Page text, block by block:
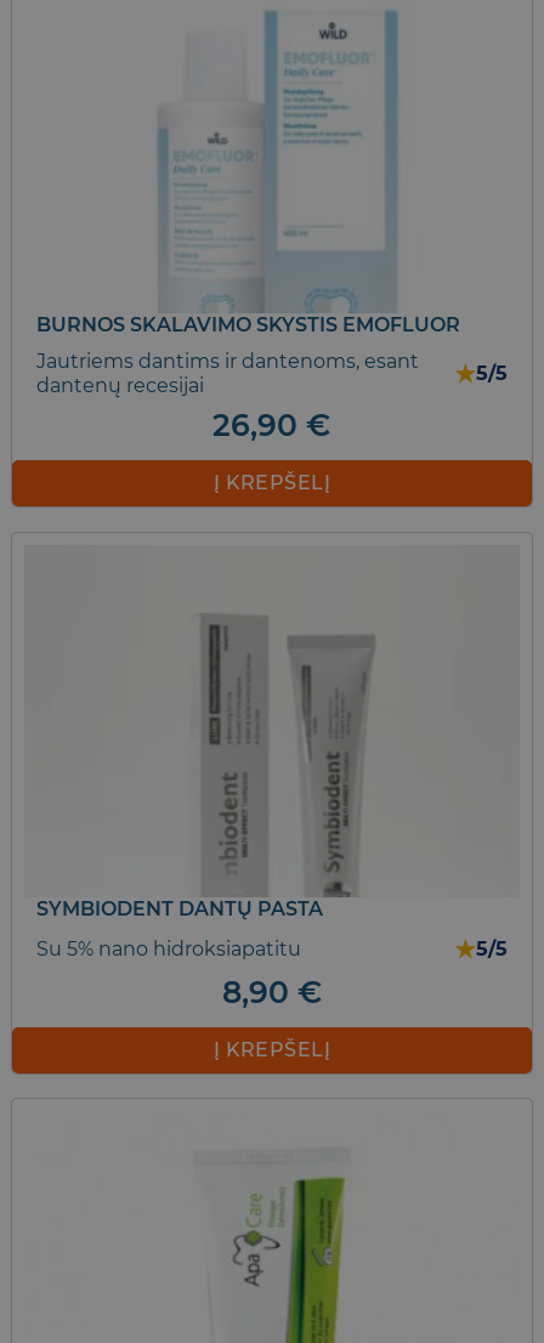
BURNOS SKALAVIMO SKYSTIS EMOFLUOR
Jautriems dantims ir dantenoms, esant
dantenų recesijai
★5/5
26,90€
Į KREPŠELĮ
SYMBIODENT DANTŲ PASTA
Su 5% nano hidroksiapatitu
★5/5
8,90 €
Į KREPŠELĮ